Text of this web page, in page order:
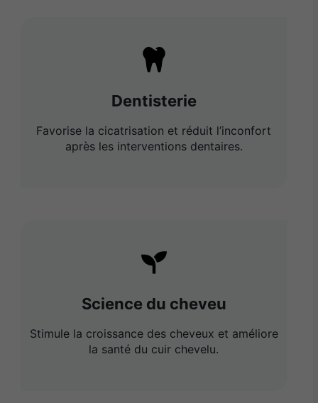
Dentisterie
Favorise la cicatrisation et réduit l’inconfort
après les interventions dentaires.
Science du cheveu
Stimule la croissance des cheveux et améliore
la santé du cuir chevelu.